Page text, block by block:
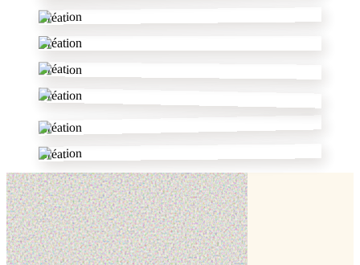
Création
Création
Création
Création
Création
Création